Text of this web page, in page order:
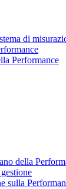
di
Performance
della
sulla